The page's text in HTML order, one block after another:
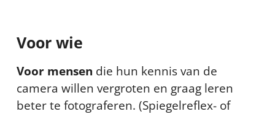
Voor wie
Voor mensen die hun kennis van de
camera willen vergroten en graag leren
beter te fotograferen. (Spiegelreflex- of